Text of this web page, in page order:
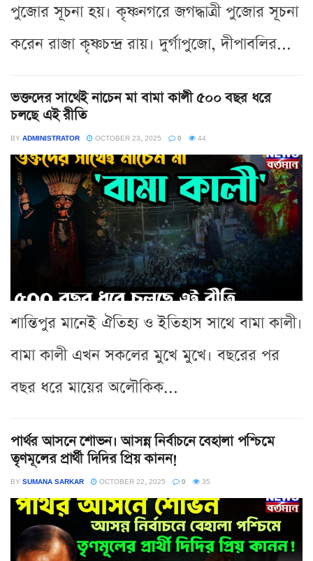
পুজোর সূচনা হয়। কৃষ্ণনগরে জগদ্ধাত্রী পুজোর সূচনা
করেন রাজা কৃষ্ণচন্দ্র রায়। দুর্গাপুজো, দীপাবলির...
ভক্তদের সাথেই নাচেন মা বামা কালী ৫০০ বছর ধরে
চলছে এই রীতি
BY ADMINISTRATOR OCTOBER 23, 2025 0 44
শান্তিপুর মানেই ঐতিহ্য ও ইতিহাস সাথে বামা কালী।
বামা কালী এখন সকলের মুখে মুখে। বছরের পর
বছর ধরে মায়ের অলৌকিক...
পার্থর আসনে শোভন। আসন্ন নির্বাচনে বেহালা পশ্চিমে
তৃণমূলের প্রার্থী দিদির প্রিয় কানন!
BY SUMANA SARKAR OCTOBER 22, 2025 0 35